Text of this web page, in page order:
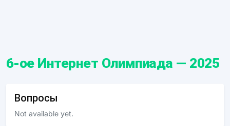
6-oe Интернет Oлимпиадa — 2025
Вопросы
Not available yet.